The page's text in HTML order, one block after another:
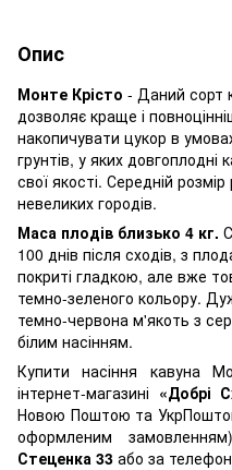
Опис
Монте Крісто - Даний сорт
дозволяє краще і
накопичувати цукор в
грунтів, у яких
свої якості. Середній
невеликих городів.
Маса плодів близько 4 кг.
100 днів після сходів, з
покриті гладкою, але вже
темно-зеленого кольору.
темно-червона м'якоть з
білим насінням.
Купити насіння кавуна
інтернет-магазині «Добрі
Новою Поштою та
оформленим
Стеценка 33 або за